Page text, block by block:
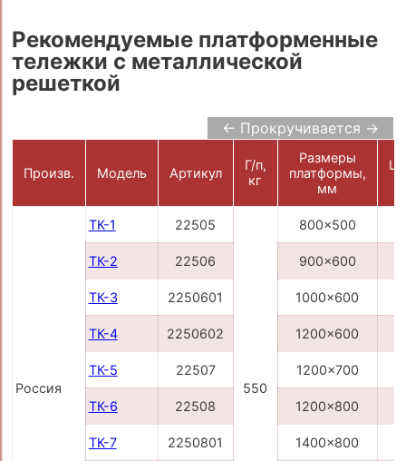
Рекомендуемые платформенные
тележки с металлической
решеткой
← Прокручивается →
Произв. Модель Артикул
Г/п,
кг
Размеры
платформы,
мм
Россия
ТК-1 22505
550
800x500
ТК-2 22506 900x600
ТК-3 2250601 1000x600
ТК-4 2250602 1200x600
ТК-5 22507 1200x700
ТК-6 22508 1200x800
ТК-7 2250801 1400x800